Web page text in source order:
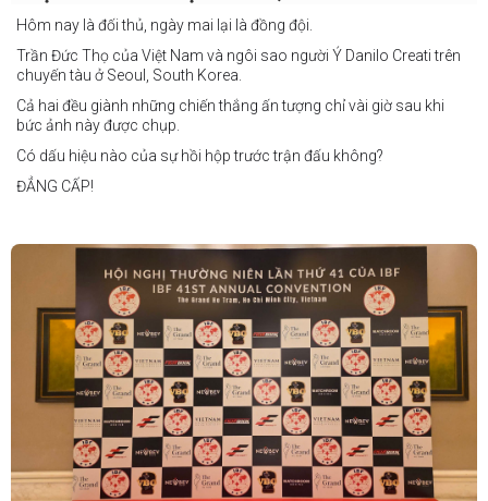
Philippines
"Tôi biết mình bắt đầu sự nghiệp quyền Anh nhà nghề khá muộn, vì
vậy tôi phải trân trọng và nắm bắt mọi cơ hội đến với mình."
FIGHTS IN THE CITY
Được tổ chức bởi Jamie Myer Productions
Jesse Travers vs Fidelis Laia
Hôm nay là đối thủ, ngày mai lại là đồng đội.
Trần Đức Thọ của Việt Nam và ngôi sao người Ý Danilo Creati trên
chuyến tàu ở Seoul, South Korea.
Cả hai đều giành những chiến thắng ấn tượng chỉ vài giờ sau khi
bức ảnh này được chụp.
Có dấu hiệu nào của sự hồi hộp trước trận đấu không?
ĐẲNG CẤP!